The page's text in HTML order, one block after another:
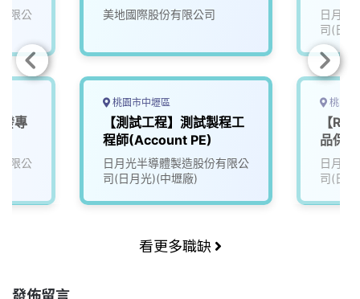
限公
專
限公
美地國際股份有限公司
桃園市中壢區
【測試工程】測試製程工
程師(Account PE)
日月光半導體製造股份有限公
司(日月光)(中壢廠)
日月光
司(日
桃園
【
品保(
日月光
司(日
看更多職缺
發佈留言